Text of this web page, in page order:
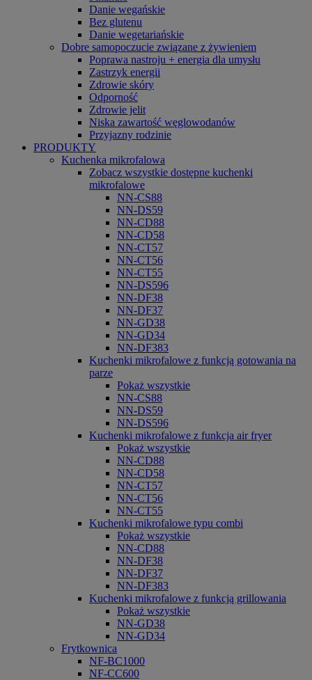
Danie wegańskie
Bez glutenu
Danie wegetariańskie
Dobre samopoczucie związane z żywieniem
Poprawa nastroju + energia dla umysłu
Zastrzyk energii
Zdrowie skóry
Odporność
Zdrowie jelit
Niska zawartość węglowodanów
Przyjazny rodzinie
PRODUKTY
Kuchenka mikrofalowa
Zobacz wszystkie dostępne kuchenki
mikrofalowe
NN-CS88
NN-DS59
NN-CD88
NN-CD58
NN-CT57
NN-CT56
NN-CT55
NN-DS596
NN-DF38
NN-DF37
NN-GD38
NN-GD34
NN-DF383
Kuchenki mikrofalowe z funkcją gotowania na
parze
Pokaż wszystkie
NN-CS88
NN-DS59
NN-DS596
Kuchenki mikrofalowe z funkcja air fryer
Pokaż wszystkie
NN-CD88
NN-CD58
NN-CT57
NN-CT56
NN-CT55
Kuchenki mikrofalowe typu combi
Pokaż wszystkie
NN-CD88
NN-DF38
NN-DF37
NN-DF383
Kuchenki mikrofalowe z funkcją grillowania
Pokaż wszystkie
NN-GD38
NN-GD34
Frytkownica
NF-BC1000
NF-CC600